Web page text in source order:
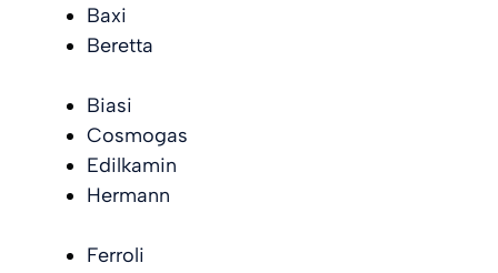
Baxi
Beretta
Biasi
Cosmogas
Edilkamin
Hermann
Ferroli